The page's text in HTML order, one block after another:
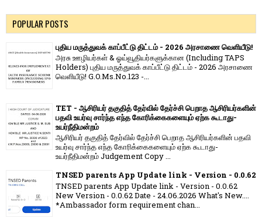
POPULAR POSTS
புதிய மருத்துவக் காப்பீட்டு திட்டம் - 2026 அரசாணை வெளியீடு!
அரசு ஊழியர்கள் & ஓய்வூதியர்களுக்கான (Including TAPS
Holders) புதிய மருத்துவக் காப்பீட்டு திட்டம் - 2026 அரசாணை
வெளியீடு! G.O.Ms.No.123 -...
TET - ஆசிரியர் தகுதித் தேர்வில் தேர்ச்சி பெறாத ஆசிரியர்களின்
பதவி உயர்வு சார்ந்த எந்த கோரிக்கைகளையும் ஏற்க கூடாது-
உயர்நீதிமன்றம்
ஆசிரியர் தகுதித் தேர்வில் தேர்ச்சி பெறாத ஆசிரியர்களின் பதவி
உயர்வு சார்ந்த எந்த கோரிக்கைகளையும் ஏற்க கூடாது-
உயர்நீதிமன்றம் Judgement Copy ...
TNSED parents App Update link - Version - 0.0.62
TNSED parents App Update link - Version - 0.0.62
New Version - 0.0.62 Date - 24.06.2026 What's New....
*Ambassador form requirement chan...